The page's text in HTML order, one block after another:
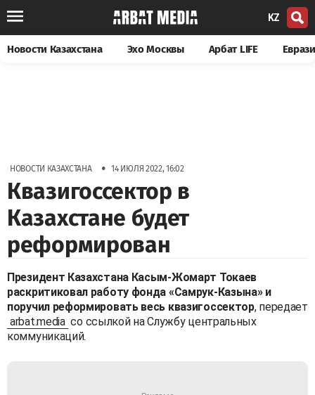
KZ
Новости Казахстана Эхо Москвы Арбат LIFE
НОВОСТИ КАЗАХСТАНА • 14 ИЮЛЯ 2022, 16:02
Квазигоссектор в
Казахстане будет
реформирован
Президент Казахстана Касым-Жомарт Токаев
раскритиковал работу фонда «Самрук-Казына» и
поручил реформировать весь квазигоссектор, передает
arbat.media со ссылкой на Службу центральных
коммуникаций.